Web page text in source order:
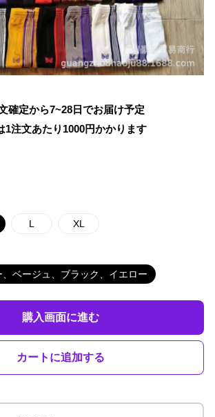
確定から7~28日でお届け予定
1注文あたり 1000円かかります
L XL
ベージュ、ブラック、イエロー
購入画面に進む
カートに追加する